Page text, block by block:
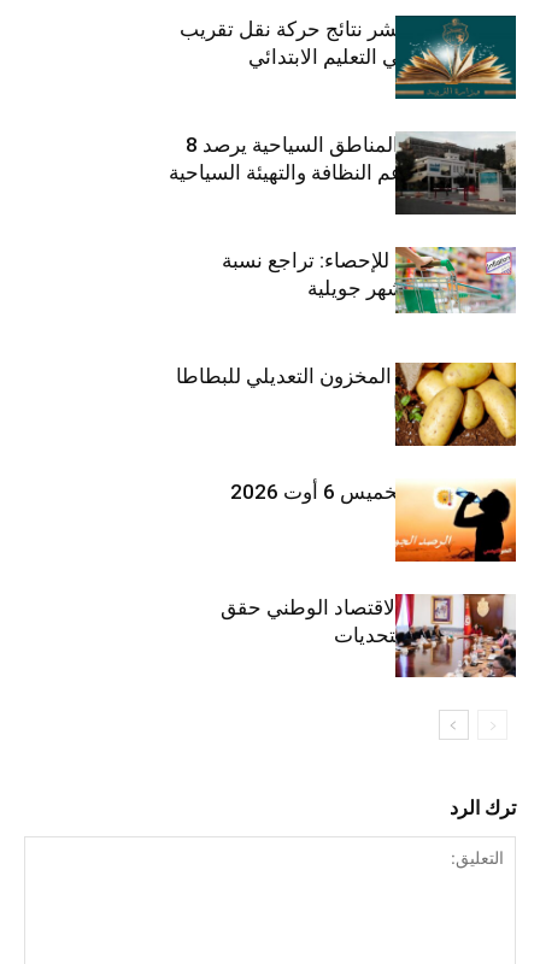
وزارة التربية تنشر نتائج حركة نقل تقريب
الأزواج لمدرّسي التعليم الابتدائي
صندوق حماية المناطق السياحية يرصد 8
مليون دينار لدعم النظافة والتهيئة السياحية
المعهد الوطني للإحصاء: تراجع نسبة
التضخم خلال شهر جويلية
وزارة الفلاحة : المخزون التعديلي للبطاطا
بلغ 12392 طنا
طقس اليوم الخميس 6 أوت 2026
وزيرة المالية: الاقتصاد الوطني حقق
مكاسب رغم التحديات
ترك الرد